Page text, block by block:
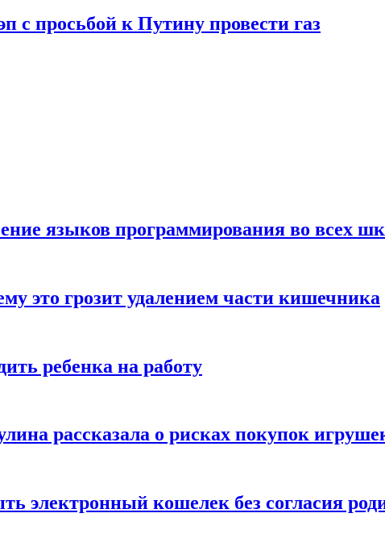
с просьбой к Путину провести газ
языков программирования во всех
это грозит удалением части кишечника
ребенка на работу
рассказала о рисках покупок
электронный кошелек без согласия